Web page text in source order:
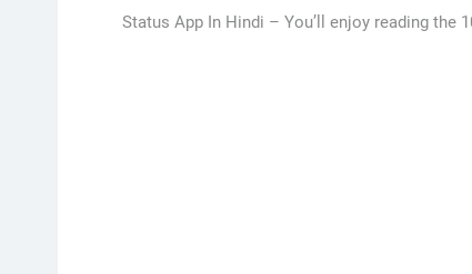
Status App In Hindi – You’ll enjoy reading the